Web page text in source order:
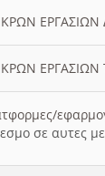
ΕΡΓΑΣΙΩΝ
ΕΡΓΑΣΙΩΝ
σε αυτες